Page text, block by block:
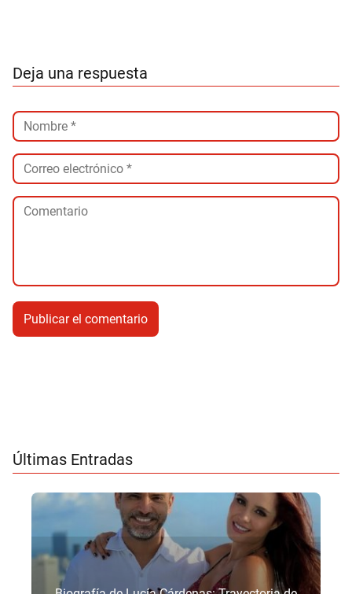
Deja una respuesta
Últimas Entradas